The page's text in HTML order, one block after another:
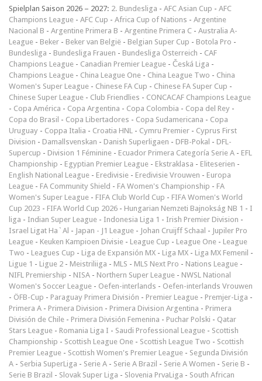
Spielplan Saison 2026 – 2027: 2. Bundesliga - AFC Asian Cup - AFC
Champions League - AFC Cup - Africa Cup of Nations - Argentine
Nacional B - Argentine Primera B - Argentine Primera C - Australia A-
League - Beker - Beker van België - Belgian Super Cup - Botola Pro -
Bundesliga - Bundesliga Frauen - Bundesliga Österreich - CAF
Champions League - Canadian Premier League - Česká Liga -
Champions League - China League One - China League Two - China
Women's Super League - Chinese FA Cup - Chinese FA Super Cup -
Chinese Super League - Club Friendlies - CONCACAF Champions League
- Copa América - Copa Argentina - Copa Colombia - Copa del Rey -
Copa do Brasil - Copa Libertadores - Copa Sudamericana - Copa
Uruguay - Coppa Italia - Croatia HNL - Cymru Premier - Cyprus First
Division - Damallsvenskan - Danish Superligaen - DFB-Pokal - DFL-
Supercup - Division 1 Féminine - Ecuador Primera Categoría Serie A - EFL
Championship - Egyptian Premier League - Ekstraklasa - Eliteserien -
English National League - Eredivisie - Eredivisie Vrouwen - Europa
League - FA Community Shield - FA Women's Championship - FA
Women's Super League - FIFA Club World Cup - FIFA Women's World
Cup 2023 - FIFA World Cup 2026 - Hungarian Nemzeti Bajnokság NB 1 - I
liga - Indian Super League - Indonesia Liga 1 - Irish Premier Division -
Israel Ligat Ha`Al - Japan - J1 League - Johan Cruijff Schaal - Jupiler Pro
League - Keuken Kampioen Divisie - League Cup - League One - League
Two - Leagues Cup - Liga de Expansión MX - Liga MX - Liga MX Femenil -
Ligue 1 - Ligue 2 - Meistriliiga - MLS - MLS Next Pro - Nations League -
NIFL Premiership - NISA - Northern Super League - NWSL National
Women's Soccer League - Oefen-interlands - Oefen-interlands Vrouwen
- ÖFB-Cup - Paraguay Primera División - Premier League - Premjer-Liga -
Primera A - Primera Division - Primera Division Argentina - Primera
División de Chile - Primera División Femenina - Puchar Polski - Qatar
Stars League - Romania Liga I - Saudi Professional League - Scottish
Championship - Scottish League One - Scottish League Two - Scottish
Premier League - Scottish Women's Premier League - Segunda División
A - Serbia SuperLiga - Serie A - Serie A Brazil - Serie A Women - Serie B -
Serie B Brazil - Slovak Super Liga - Slovenia PrvaLiga - South African